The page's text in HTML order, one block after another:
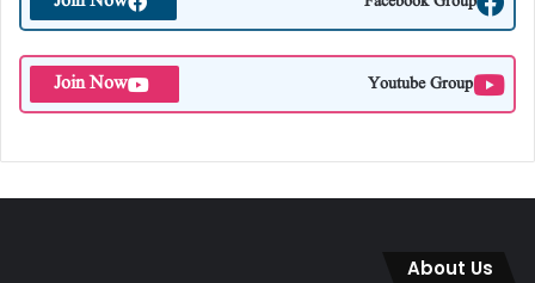
Youtube Group
Join Now
About Us